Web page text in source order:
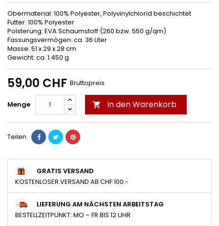
Obermaterial: 100% Polyester, Polyvinylchlorid beschichtet
Futter: 100% Polyester
Polsterung: EVA Schaumstoff (260 bzw. 550 g/qm)
Fassungsvermögen: ca. 36 Liter
Masse: 51 x 29 x 28 cm
Gewicht: ca. 1.450 g
59,00 CHF Bruttopreis
Menge  In den Warenkorb
Teilen
GRATIS VERSAND
KOSTENLOSER VERSAND AB CHF 100.-
LIEFERUNG AM NÄCHSTEN ARBEITSTAG
BESTELLZEITPUNKT: MO – FR BIS 12 UHR